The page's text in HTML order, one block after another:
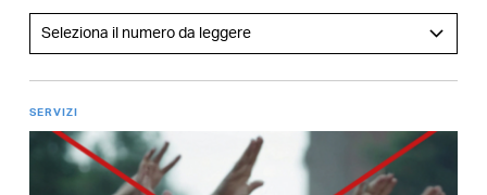
SERVIZI